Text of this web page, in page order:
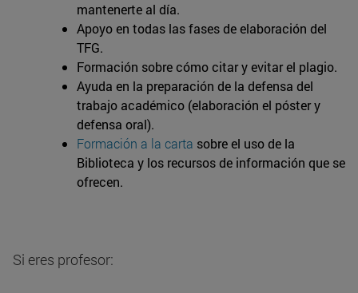
mantenerte al día.
Apoyo en todas las fases de elaboración del
TFG.
Formación sobre cómo citar y evitar el plagio.
Ayuda en la preparación de la defensa del
trabajo académico (elaboración el póster y
defensa oral).
Formación a la carta sobre el uso de la
Biblioteca y los recursos de información que se
ofrecen.
Si eres profesor: